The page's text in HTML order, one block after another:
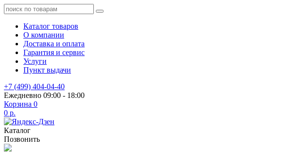
Каталог товаров
О компании
Доставка и оплата
Гарантия и сервис
Услуги
Пункт выдачи
+7 (499) 404-04-40
Ежедневно 09:00 - 18:00
Корзина 0
0 р.
Каталог
Позвонить